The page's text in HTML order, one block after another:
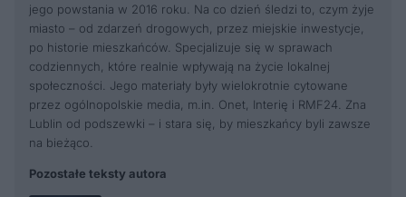
jego powstania w 2016 roku. Na co dzień śledzi to, czym żyje
miasto – od zdarzeń drogowych, przez miejskie inwestycje,
po historie mieszkańców. Specjalizuje się w sprawach
codziennych, które realnie wpływają na życie lokalnej
społeczności. Jego materiały były wielokrotnie cytowane
przez ogólnopolskie media, m.in. Onet, Interię i RMF24. Zna
Lublin od podszewki – i stara się, by mieszkańcy byli zawsze
na bieżąco.
Pozostałe teksty autora